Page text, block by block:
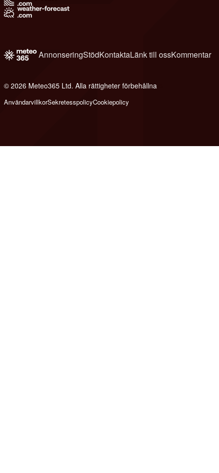
AnnonseringStödKontaktaLänk till ossKommentar
© 2026 Meteo365 Ltd. Alla rättigheter förbehållna
AnvändarvillkorSekretesspolicyCookiepolicy